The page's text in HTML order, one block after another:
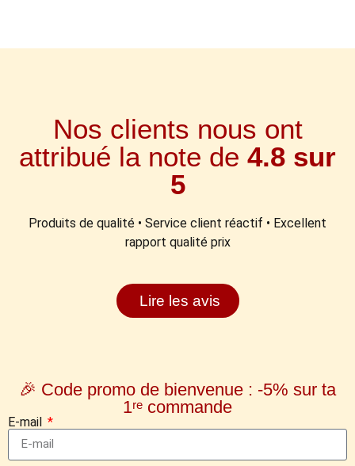
Nos clients nous ont
attribué la note de 4.8 sur
5
Produits de qualité • Service client réactif • Excellent
rapport qualité prix
Lire les avis
🎉 Code promo de bienvenue : -5% sur ta
1ʳᵉ commande
E-mail